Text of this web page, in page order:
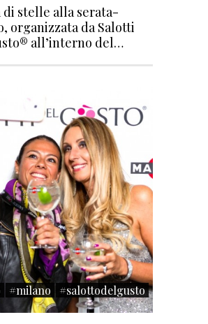
di stelle alla serata-
organizzata da Salotti
all’interno del…
#milano #salottodelgusto